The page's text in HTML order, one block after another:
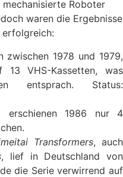
Roboter
waren die Ergebnisse
zwischen 1978 und 1979,
VHS-Kassetten, was
entsprach. Status:
erschienen 1986 nur 4
Transformers, auch
, lief in Deutschland von
die Serie verwirrend auf